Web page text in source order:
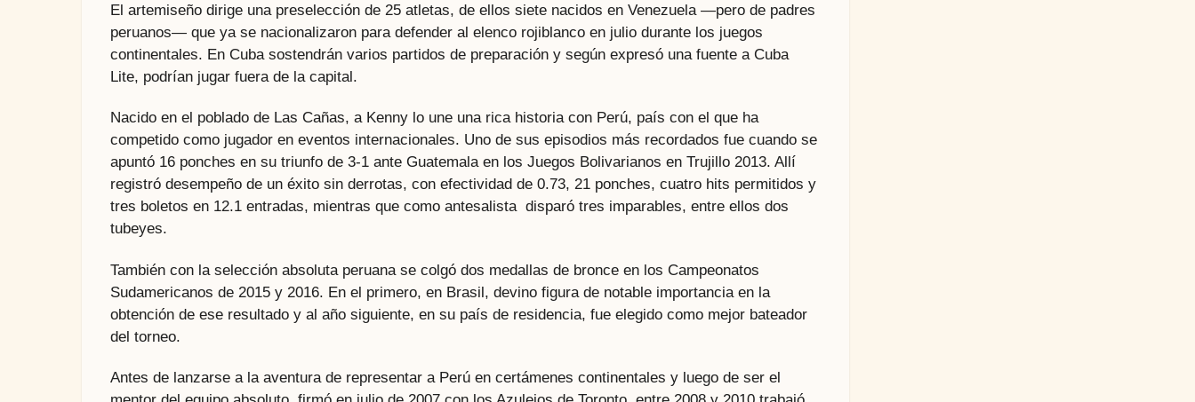
El artemiseño dirige una preselección de 25 atletas, de ellos siete nacidos en Venezuela —pero de padres
peruanos— que ya se nacionalizaron para defender al elenco rojiblanco en julio durante los juegos
continentales. En Cuba sostendrán varios partidos de preparación y según expresó una fuente a Cuba
Lite, podrían jugar fuera de la capital.
Nacido en el poblado de Las Cañas, a Kenny lo une una rica historia con Perú, país con el que ha
competido como jugador en eventos internacionales. Uno de sus episodios más recordados fue cuando se
apuntó 16 ponches en su triunfo de 3-1 ante Guatemala en los Juegos Bolivarianos en Trujillo 2013. Allí
registró desempeño de un éxito sin derrotas, con efectividad de 0.73, 21 ponches, cuatro hits permitidos y
tres boletos en 12.1 entradas, mientras que como antesalista disparó tres imparables, entre ellos dos
tubeyes.
También con la selección absoluta peruana se colgó dos medallas de bronce en los Campeonatos
Sudamericanos de 2015 y 2016. En el primero, en Brasil, devino figura de notable importancia en la
obtención de ese resultado y al año siguiente, en su país de residencia, fue elegido como mejor bateador
del torneo.
Antes de lanzarse a la aventura de representar a Perú en certámenes continentales y luego de ser el